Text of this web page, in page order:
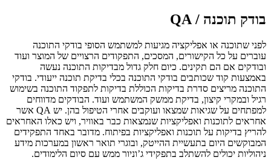
בודק תוכנה / QA
לפני שתוכנה או אפליקציה מגיעות למשתמש הסופי בודקי התוכנה
עוברים על כל הקישורים, המסכים, התפקודים הרצויים של המוצר ועוד
ובודקים אם הם תקינים. כיום חלק גדול מבדיקות התוכנה נעשה
באמצעות קוד שכותבים בודקי התוכנה בכלי בדיקת תוכנה ייעודי. בודקי
התוכנה מריצים סדרת בדיקות הכוללת בדיקות לתפקוד התוכנה בשימוש
רגיל ובמקרי קיצון, בדיקת ממשק המשתמש ועוד. הבודקים מדווחים
למפתחים על שגיאות שמצאו ועוקבים אחרי הטיפול בהן. יש QA אשר
אחראים לתוכנות ואפליקציות שנמצאות כבר באוויר, ויש כאלו האחראים
להריץ בדיקות על תוכנות ואפליקציות בפיתוח. מדובר באחד התפקידים
המבוקשים היום בתעשיית ההייטק, ובוגרי תואר ראשון במערכות מידע
ניהוליות יכולים להשתלב בתפקידי ג’וניור ממש עם סיום הלימודים.